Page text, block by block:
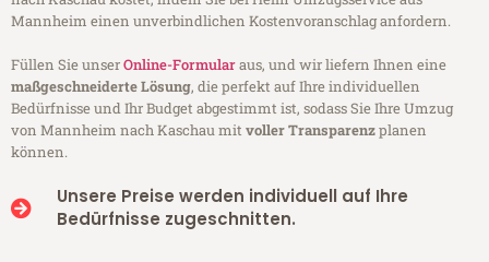
Mannheim einen unverbindlichen Kostenvoranschlag anfordern.
Füllen Sie unserOnline-Formularaus, und wir liefern Ihnen eine
maßgeschneiderte Lösung, die perfekt auf Ihre individuellen
Bedürfnisse und Ihr Budget abgestimmt ist, sodass Sie Ihre Umzug
von Mannheim nach Kaschau mitvoller Transparenzplanen
können.
Unsere Preise werden individuell auf Ihre
Bedürfnisse zugeschnitten.